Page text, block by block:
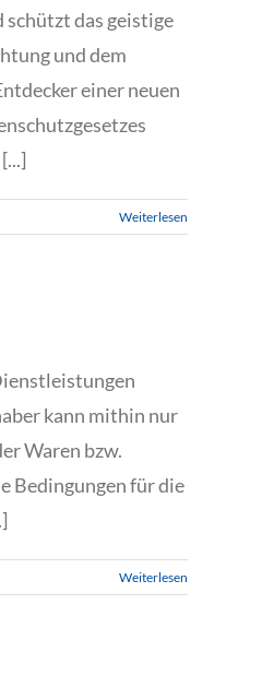
das geistige
und dem
einer neuen
Weiterlesen
kann mithin nur
Waren bzw.
Bedingungen für die
Weiterlesen